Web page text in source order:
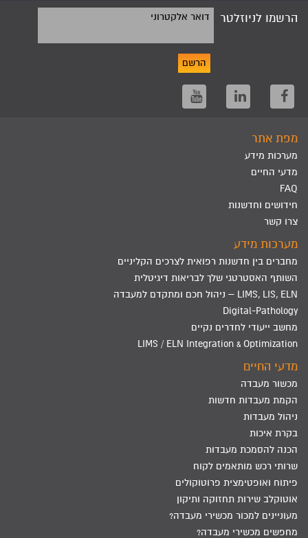
הרשמו לניוזלטר דואר אלקטרוני
הרשם
מפת אתר
מערכות מידע
מדעי החיים
FAQ
חידושים וחדשנות
צרו קשר
מערכות מידע
מחברים בין חדשנות רפואית לצרכים הקליניים
השותף האסטרטגי שלך לבריאות דיגיטלית
LIMS, LIS, ELN – ניהול חכם ומתקדם למעבדה
Digital-Pathology
מחשב ייעודי לחדרים נקיים
LIMS / ELN Integration & Optimization
מדעי החיים
מכשור מעבדה
הקמת מעבדות חדשות
ניהול מעבדות
בקרת איכות
הכנה להסמכת מעבדות
שרותי רכש מותאמים לקוח
פיתוח ואופטימצית פרוטוקולים
אוטוקלב שירות תחזוקה ותיקון
מעוניינים למכור מכשירי מעבדה?
מחפשים מכשירי מעבדה?